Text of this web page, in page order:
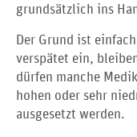
grundsätzlich ins
Der Grund ist
verspätet ein,
dürfen manche
hohen oder sehr
ausgesetzt werden.